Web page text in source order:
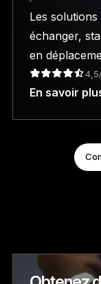
Les
échanger,
en
En savoir